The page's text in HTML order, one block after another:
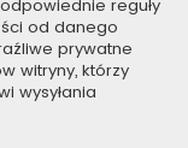
reguły
od danego
prywatne
witryny, którzy
wysyłania